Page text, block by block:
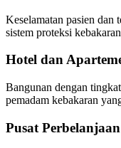
Keselamatan pasien dan
sistem proteksi
Hotel dan
Bangunan dengan
pemadam kebakaran
Pusat Perbelanjaan